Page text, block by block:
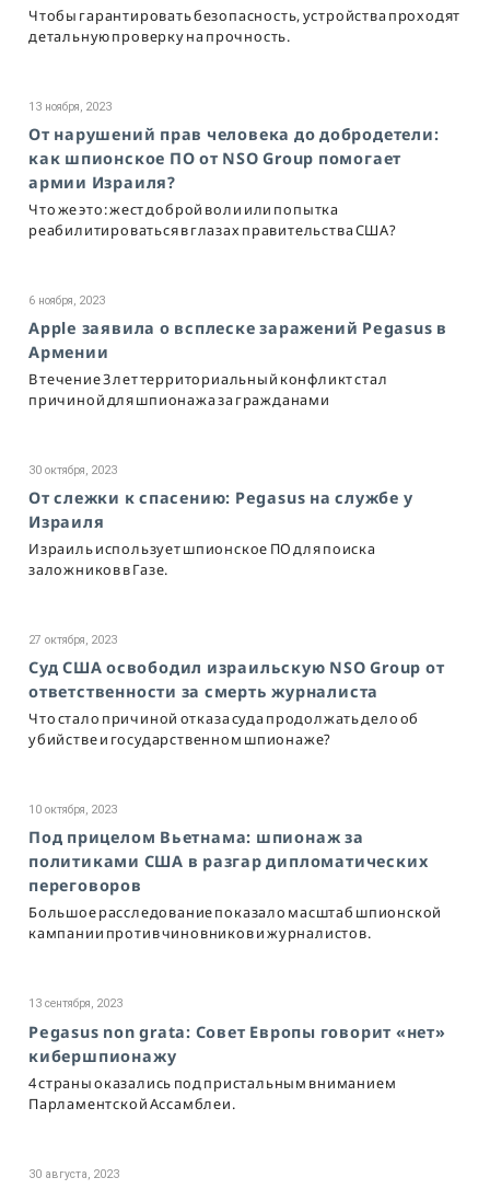
Чтобы гарантировать безопасность, устройства проходят
детальную проверку на прочность.
13 ноября, 2023
От нарушений прав человека до добродетели:
как шпионское ПО от NSO Group помогает
армии Израиля?
Что же это: жест доброй воли или попытка
реабилитироваться в глазах правительства США?
6 ноября, 2023
Apple заявила о всплеске заражений Pegasus в
Армении
В течение 3 лет территориальный конфликт стал
причиной для шпионажа за гражданами
30 октября, 2023
От слежки к спасению: Pegasus на службе у
Израиля
Израиль использует шпионское ПО для поиска
заложников в Газе.
27 октября, 2023
Суд США освободил израильскую NSO Group от
ответственности за смерть журналиста
Что стало причиной отказа суда продолжать дело об
убийстве и государственном шпионаже?
10 октября, 2023
Под прицелом Вьетнама: шпионаж за
политиками США в разгар дипломатических
переговоров
Большое расследование показало масштаб шпионской
кампании против чиновников и журналистов.
13 сентября, 2023
Pegasus non grata: Совет Европы говорит «нет»
кибершпионажу
4 страны оказались под пристальным вниманием
Парламентской Ассамблеи.
30 августа, 2023